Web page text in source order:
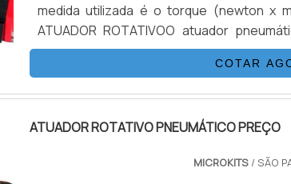
medida utilizada é o torque (newton x
ATUADOR ROTATIVOO atuador
diversos segmentos, tais como: plantas
COTAR
ATUADOR ROTATIVO PNEUMÁTICO PREÇO
MICROKITS / SÃO